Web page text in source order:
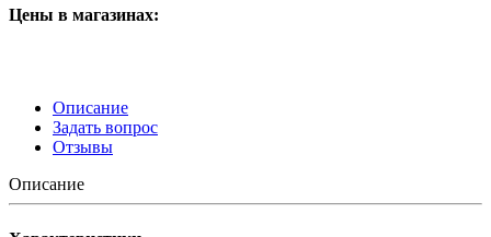
Цены в магазинах:
Описание
Задать вопрос
Отзывы
Описание